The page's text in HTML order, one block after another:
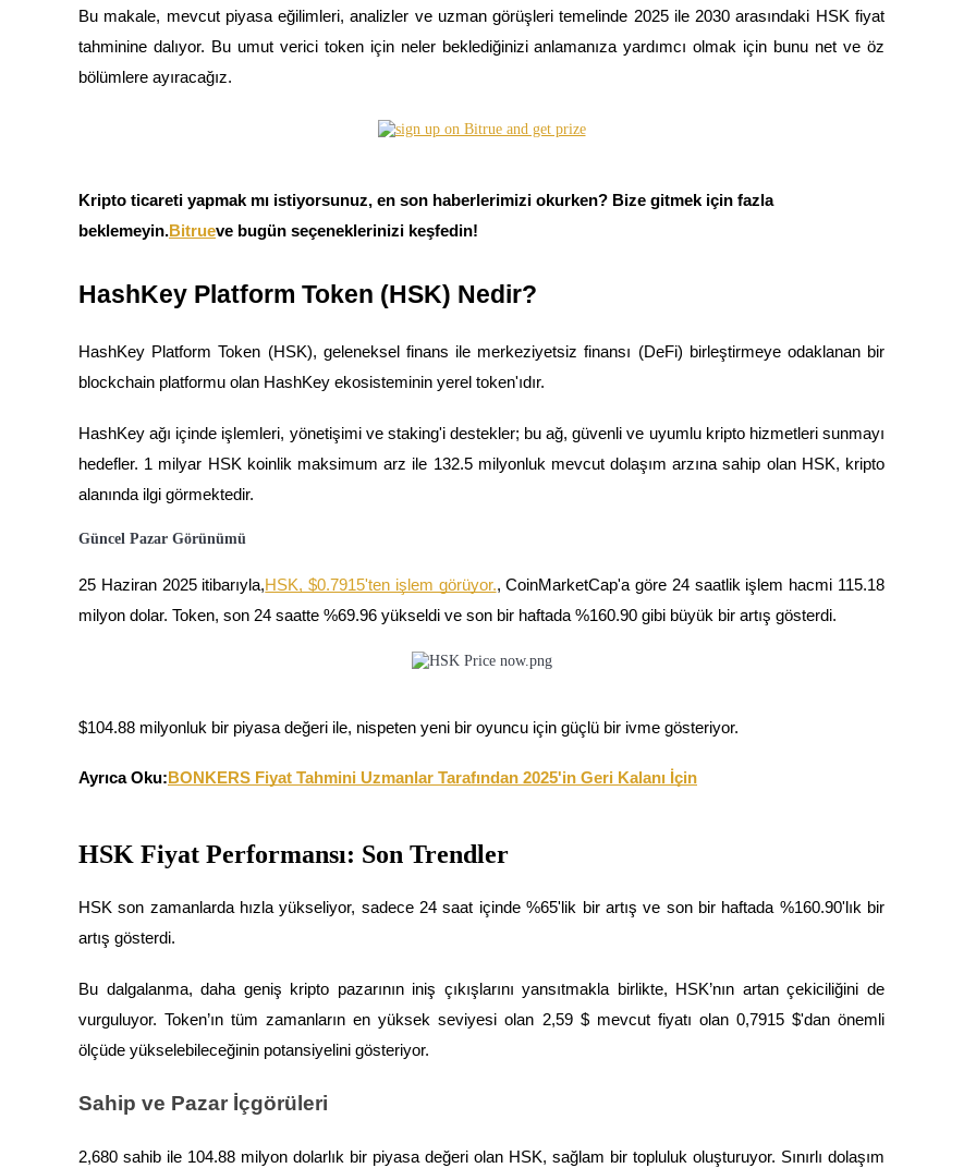
USDC Vadeli İşlemleri
Kopya Ticaret
En iyi traderlarla güçlerinizi birleştirin
Kopya Tüccarı Olun
Kâr paylaşımı ve kopya ticaret komisyonlarının tadını çıkarın
Bu makale, mevcut piyasa eğilimleri, analizler ve uzman görüşleri temelinde 2025 ile 2030 arasındaki HSK fiyat
tahminine dalıyor. Bu umut verici token için neler beklediğinizi anlamanıza yardımcı olmak için bunu net ve öz
bölümlere ayıracağız.
Kripto ticareti yapmak mı istiyorsunuz, en son haberlerimizi okurken? Bize gitmek için fazla
beklemeyin.Bitrueve bugün seçeneklerinizi keşfedin!
HashKey Platform Token (HSK) Nedir?
HashKey Platform Token (HSK), geleneksel finans ile merkeziyetsiz finansı (DeFi) birleştirmeye odaklanan bir
blockchain platformu olan HashKey ekosisteminin yerel token'ıdır.
HashKey ağı içinde işlemleri, yönetişimi ve staking'i destekler; bu ağ, güvenli ve uyumlu kripto hizmetleri sunmayı
hedefler. 1 milyar HSK koinlik maksimum arz ile 132.5 milyonluk mevcut dolaşım arzına sahip olan HSK, kripto
alanında ilgi görmektedir.
Güncel Pazar Görünümü
25 Haziran 2025 itibarıyla,HSK, $0.7915'ten işlem görüyor., CoinMarketCap'a göre 24 saatlik işlem hacmi 115.18
milyon dolar. Token, son 24 saatte %69.96 yükseldi ve son bir haftada %160.90 gibi büyük bir artış gösterdi.
$104.88 milyonluk bir piyasa değeri ile, nispeten yeni bir oyuncu için güçlü bir ivme gösteriyor.
Ayrıca Oku: BONKERS Fiyat Tahmini Uzmanlar Tarafından 2025'in Geri Kalanı İçin
HSK Fiyat Performansı: Son Trendler
HSK son zamanlarda hızla yükseliyor, sadece 24 saat içinde %65'lik bir artış ve son bir haftada %160.90'lık bir
artış gösterdi.
Bu dalgalanma, daha geniş kripto pazarının iniş çıkışlarını yansıtmakla birlikte, HSK’nın artan çekiciliğini de
vurguluyor. Token’ın tüm zamanların en yüksek seviyesi olan 2,59 $ mevcut fiyatı olan 0,7915 $'dan önemli
ölçüde yükselebileceğinin potansiyelini gösteriyor.
Sahip ve Pazar İçgörüleri
2,680 sahib ile 104.88 milyon dolarlık bir piyasa değeri olan HSK, sağlam bir topluluk oluşturuyor. Sınırlı dolaşım